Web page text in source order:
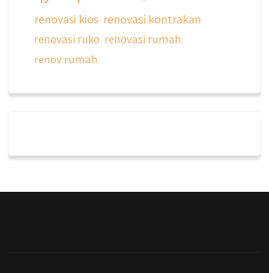
dengan budget 400an, kira kira gimana ya
renovasi kios renovasi kontrakan
renovasi ruko renovasi rumah
renov rumah